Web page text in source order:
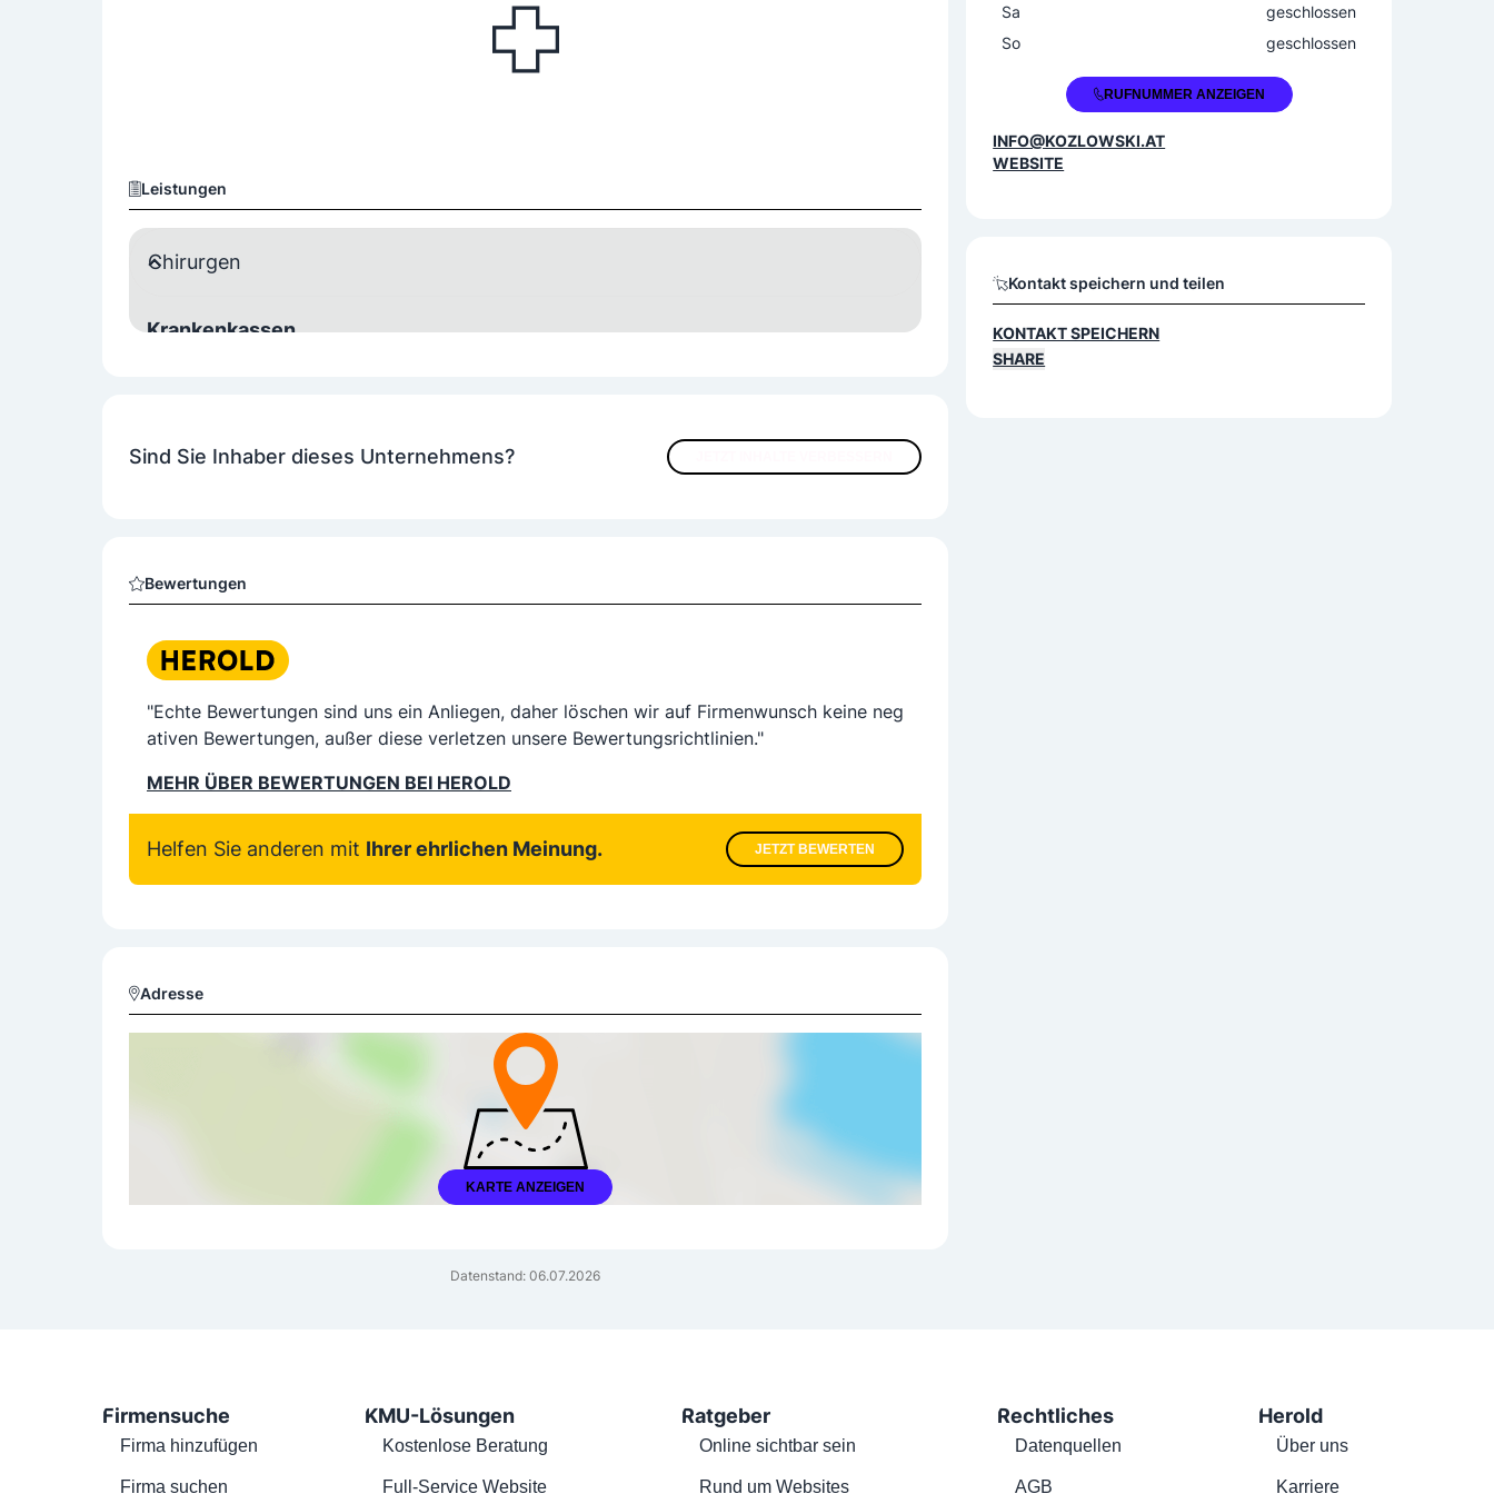
Leistungen
Chirurgen
Krankenkassen
Sind Sie Inhaber dieses Unternehmens?
Bewertungen
"Echte Bewertungen sind uns ein Anliegen, daher löschen wir auf Firmenwunsch keine neg
ativen Bewertungen, außer diese verletzen unsere Bewertungsrichtlinien."
MEHR ÜBER BEWERTUNGEN BEI HEROLD
Helfen Sie anderen mit Ihrer ehrlichen Meinung. JETZT BEWERTEN
Adresse
KARTE ANZEIGEN
Datenstand: 06.07.2026
Sa
geschlossen
So
geschlossen
+43 680 2459515RUFNUMMER ANZEIGEN
INFO@KOZLOWSKI.AT
WEBSITE
Kontakt speichern und teilen
KONTAKT SPEICHERN
SHARE
Firmensuche
Firma hinzufügen
Firma suchen
KMU-Lösungen
Kostenlose Beratung
Full-Service Website
Ratgeber
Online sichtbar sein
Rund um Websites
Rechtliches
Datenquellen
AGB
Herold
Über uns
Karriere